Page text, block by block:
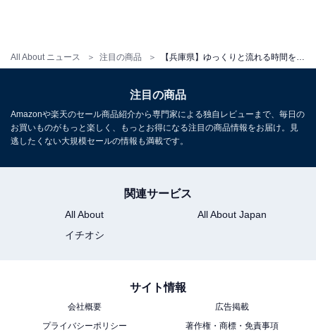
All About ニュース 注目の商品
所在地：兵庫県神戸市中央区三宮町3-8-8
交通手段：JR元町駅から徒歩約3分／三宮駅から徒歩約6
分／新神戸駅からタクシーで約6分
料金
※料金は公式Webサイト参考価格
※プラン・部屋により価格は変動します
注目の商品
Amazonや楽天のセール商品紹介から専門家による独自レビューまで、毎日の
お買いものがもっと楽しく、もっとお得になる注目の商品情報をお届け。見
逃したくない大規模セールの情報も満載です。
関連サービス
All About
All About Japan
イチオシ
サイト情報
会社概要
広告掲載
プライバシーポリシー
著作権・商標・免責事項